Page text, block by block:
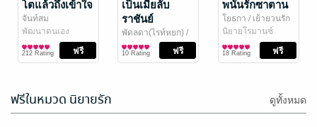
โตแล้วถึงเข้าใจ
จันท์สม
พัฒนาตนเอง
212 Rating
เป็นเมียลับ
ราชันย์
พัดลดา(ไรท์หยก) /
รัศมีสีทองอักษร
นิยายรัก
10 Rating
พนันรักซาตาน
โยธกา / เย้ายวนรัก
นิยายโรมานซ์
18 Rating
ฟรีในหมวด นิยายรัก ดูทั้งหมด